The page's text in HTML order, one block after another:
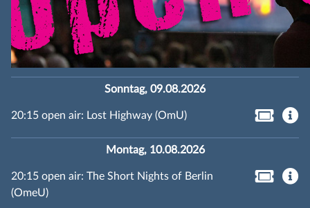
Sonntag, 09.08.2026
20:15 open air: Lost Highway (OmU)
Montag, 10.08.2026
20:15 open air: The Short Nights of Berlin
(OmeU)